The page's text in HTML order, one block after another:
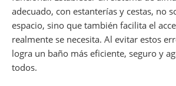
adecuado, con estanterías y cestas, no
espacio, sino que también facilita el
realmente se necesita. Al evitar estos
logra un baño más eficiente, seguro y
todos.